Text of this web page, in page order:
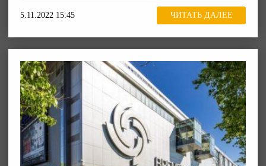
5.11.2022 15:45 ЧИТАТЬ ДАЛЕЕ